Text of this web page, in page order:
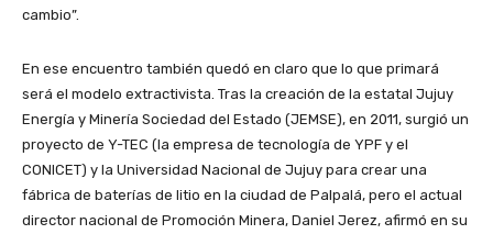
cambio”.
En ese encuentro también quedó en claro que lo que primará
será el modelo extractivista. Tras la creación de la estatal Jujuy
Energía y Minería Sociedad del Estado (JEMSE), en 2011, surgió un
proyecto de Y-TEC (la empresa de tecnología de YPF y el
CONICET) y la Universidad Nacional de Jujuy para crear una
fábrica de baterías de litio en la ciudad de Palpalá, pero el actual
director nacional de Promoción Minera, Daniel Jerez, afirmó en su